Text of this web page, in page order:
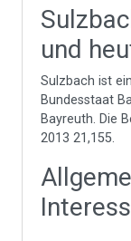
und
Sulzbach ist
Bundesstaat
Bayreuth. Die
2013 21,155.